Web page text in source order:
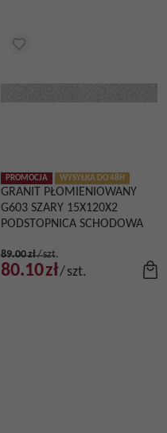
PROMOCJA WYSYŁKA DO 48H
GRANIT PŁOMIENIOWANY
G603 SZARY 15X120X2
PODSTOPNICA SCHODOWA
89.00zł/szt.
80.10zł/szt.